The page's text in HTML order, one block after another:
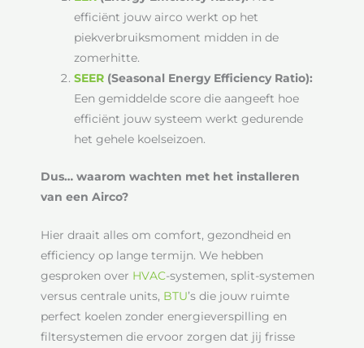
efficiënt jouw airco werkt op het
piekverbruiksmoment midden in de
zomerhitte.
SEER (Seasonal Energy Efficiency Ratio):
Een gemiddelde score die aangeeft hoe
efficiënt jouw systeem werkt gedurende
het gehele koelseizoen.
Dus… waarom wachten met het installeren
van een Airco?
Hier draait alles om comfort, gezondheid en
efficiency op lange termijn. We hebben
gesproken over HVAC-systemen, split-systemen
versus centrale units, BTU’s die jouw ruimte
perfect koelen zonder energieverspilling en
filtersystemen die ervoor zorgen dat jij frisse